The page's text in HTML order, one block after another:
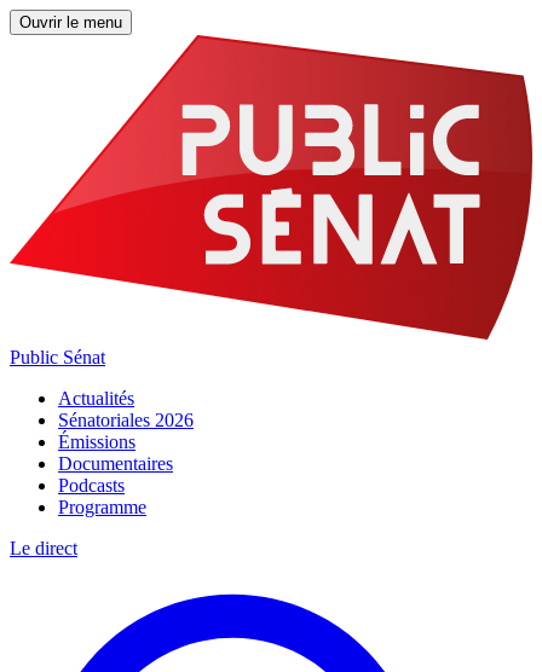
Ouvrir le menu
Public Sénat
Actualités
Sénatoriales 2026
Émissions
Documentaires
Podcasts
Programme
Le direct